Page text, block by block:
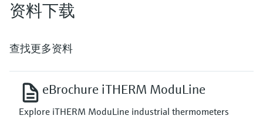
资料下载
查找更多资料
eBrochure iTHERM ModuLine
Explore iTHERM ModuLine industrial thermometers